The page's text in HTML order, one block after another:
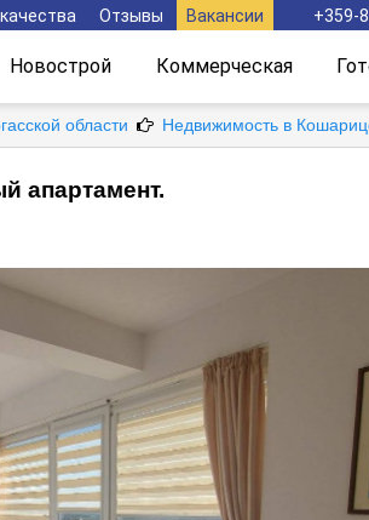
Отзывы Вакансии +359-
Новострой Коммерческая
области Недвижимость в
апартамент.